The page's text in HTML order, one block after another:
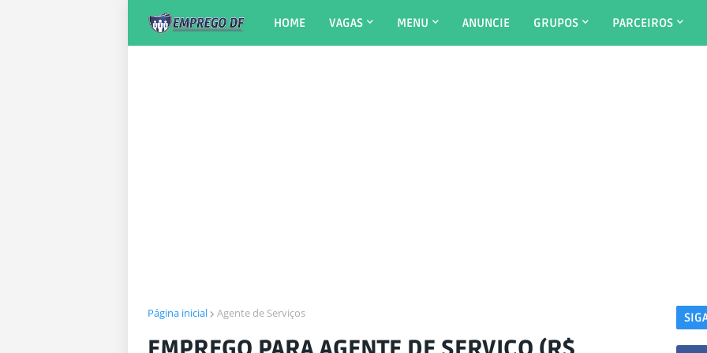
HOME VAGAS MENU ANUNCIE GRUPOS PARCEIROS
Página inicial Agente de Serviços